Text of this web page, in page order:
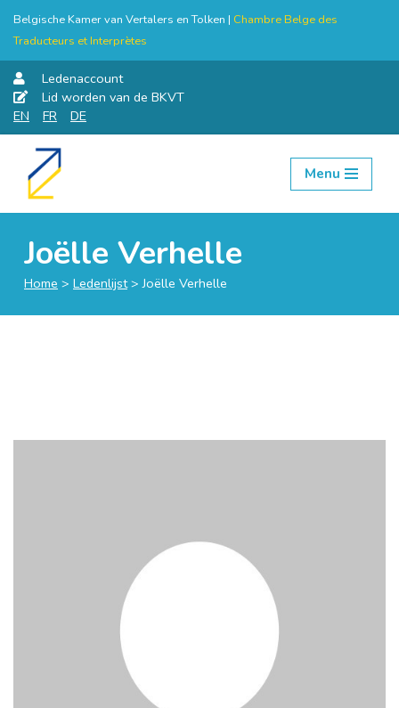
Belgische Kamer van Vertalers en Tolken | Chambre Belge des
Traducteurs et Interprètes
Ledenaccount
Lid worden van de BKVT
EN
FR DE
Skip
Menu
Joëlle Verhelle
Home > Ledenlijst>Joëlle Verhelle